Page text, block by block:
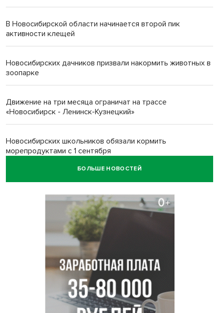
В Новосибирской области начинается второй пик
активности клещей
Новосибирских дачников призвали накормить животных в
зоопарке
Движение на три месяца ограничат на трассе
«Новосибирск - Ленинск-Кузнецкий»
Новосибирских школьников обязали кормить
морепродуктами с 1 сентября
Июль-2026 вошел в топ-6 самых жарких за все время
Секрет при выборе макарон раскрыла новосибирцам
эксперт Ольга Широкова
Перец-змея вырос в огороде жительницы
Полная программа празднования Дня физкультурника
опубликована в Новосибирске
БОЛЬШЕ НОВОСТЕЙ